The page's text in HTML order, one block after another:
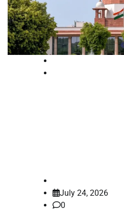
July 24, 2026
0